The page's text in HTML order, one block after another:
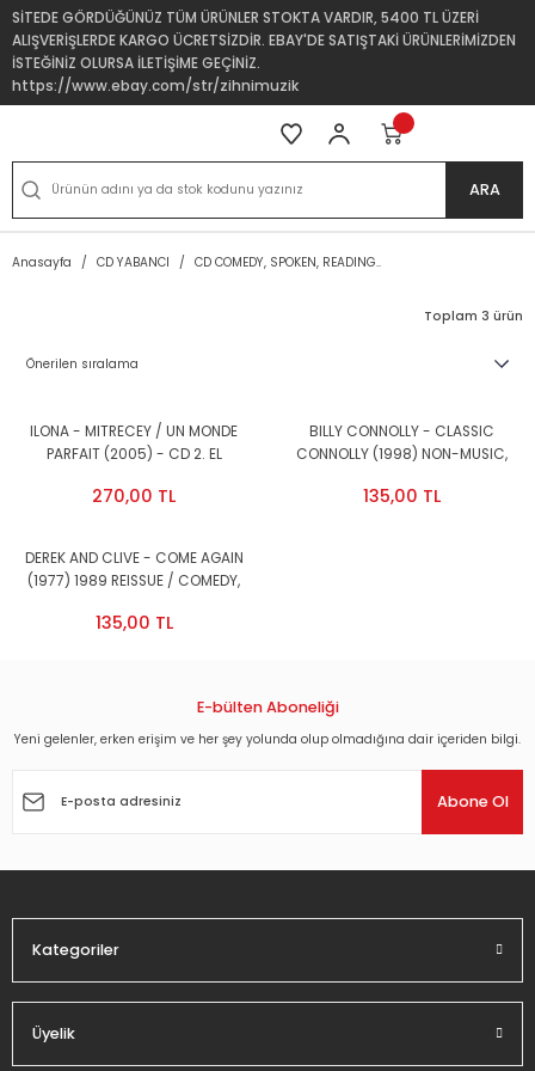
SİTEDE GÖRDÜĞÜNÜZ TÜM ÜRÜNLER STOKTA VARDIR, 5400 TL ÜZERİ
ALIŞVERİŞLERDE KARGO ÜCRETSİZDİR. EBAY'DE SATIŞTAKİ ÜRÜNLERİMİZDEN
İSTEĞİNİZ OLURSA İLETİŞİME GEÇİNİZ.
https://www.ebay.com/str/zihnimuzik
ARA
Anasayfa CD YABANCI CD COMEDY, SPOKEN, READING..
Toplam 3 ürün
ILONA - MITRECEY / UN MONDE
PARFAIT (2005) - CD 2. EL
270,00 TL
BILLY CONNOLLY - CLASSIC
CONNOLLY (1998) NON-MUSIC,
135,00 TL
DEREK AND CLIVE - COME AGAIN
(1977) 1989 REISSUE / COMEDY,
135,00 TL
E-bülten Aboneliği
Yeni gelenler, erken erişim ve her şey yolunda olup olmadığına dair içeriden bilgi.
Abone Ol
Kategoriler
Üyelik